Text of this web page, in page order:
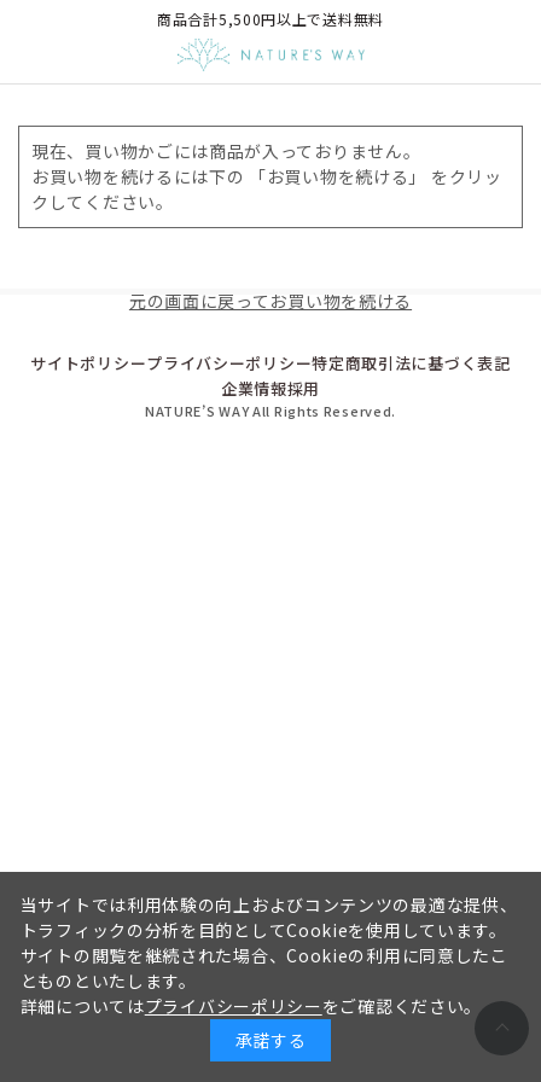
商品合計5,500円以上で送料無料
現在、買い物かごには商品が入っておりません。
お買い物を続けるには下の 「お買い物を続ける」 をクリッ
クしてください。
元の画面に戻ってお買い物を続ける
サイトポリシープライバシーポリシー特定商取引法に基づく表記
企業情報採用
NATURE’S WAY All Rights Reserved.
当サイトでは利用体験の向上およびコンテンツの最適な提供、
トラフィックの分析を目的としてCookieを使用しています。
サイトの閲覧を継続された場合、Cookieの利用に同意したこ
とものといたします。
詳細についてはプライバシーポリシーをご確認ください。
承諾する